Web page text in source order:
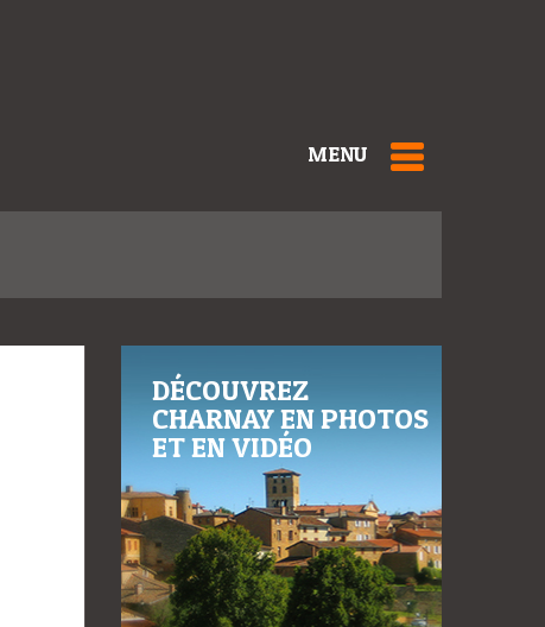
MENU
DÉCOUVREZ
CHARNAY EN PHOTOS
ET EN VIDÉO